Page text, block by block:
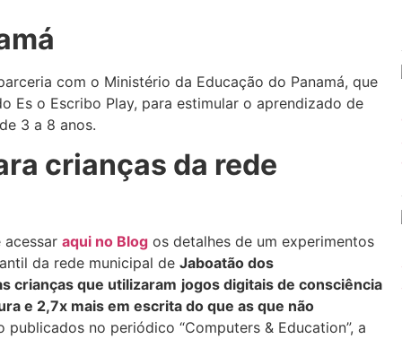
com o Ministério da Educação do Panamá, que
Es o Escribo Play, para estimular o aprendizado de
3 a 8 anos.
crianças da rede
acessar aqui no Blog os detalhes de um experimentos
da rede municipal de Jaboatão dos
crianças que utilizaram jogos digitais de consciência
e 2,7x mais em escrita do que as que não
no periódico “Computers & Education”, a